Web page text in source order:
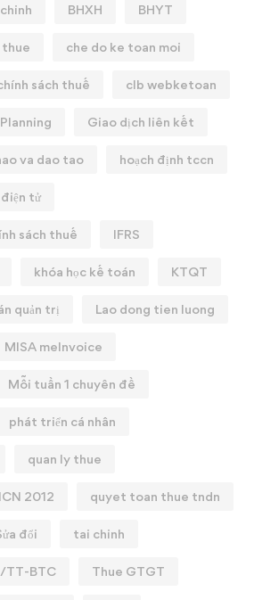
BHXH BHYT
thue che do ke toan moi
sách thuế clb webketoan
Giao dịch liên kết
va dao tao hoạch định tccn
tử
sách thuế IFRS
khóa học kế toán KTQT
quản trị Lao dong tien luong
MISA meInvoice
Mỗi tuần 1 chuyên đề
phát triển cá nhân
quan ly thue
2012 quyet toan thue tndn
đổi tai chinh
TT-BTC Thue GTGT